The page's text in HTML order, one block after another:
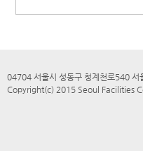
04704 서울시 성동구 청계천로540
Copyright(c) 2015 Seoul Facilities